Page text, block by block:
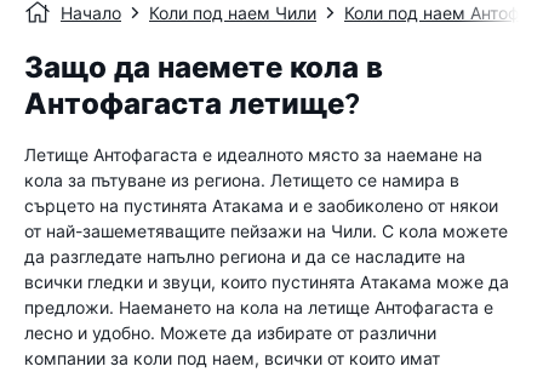
Начало Коли под наем Чили Коли под наем
Защо да наемете кола в
Антофагаста летище?
Летище Антофагаста е идеалното място за наемане на
кола за пътуване из региона. Летището се намира в
сърцето на пустинята Атакама и е заобиколено от някои
от най-зашеметяващите пейзажи на Чили. С кола можете
да разгледате напълно региона и да се насладите на
всички гледки и звуци, които пустинята Атакама може да
предложи. Наемането на кола на летище Антофагаста е
лесно и удобно. Можете да избирате от различни
компании за коли под наем, всички от които имат